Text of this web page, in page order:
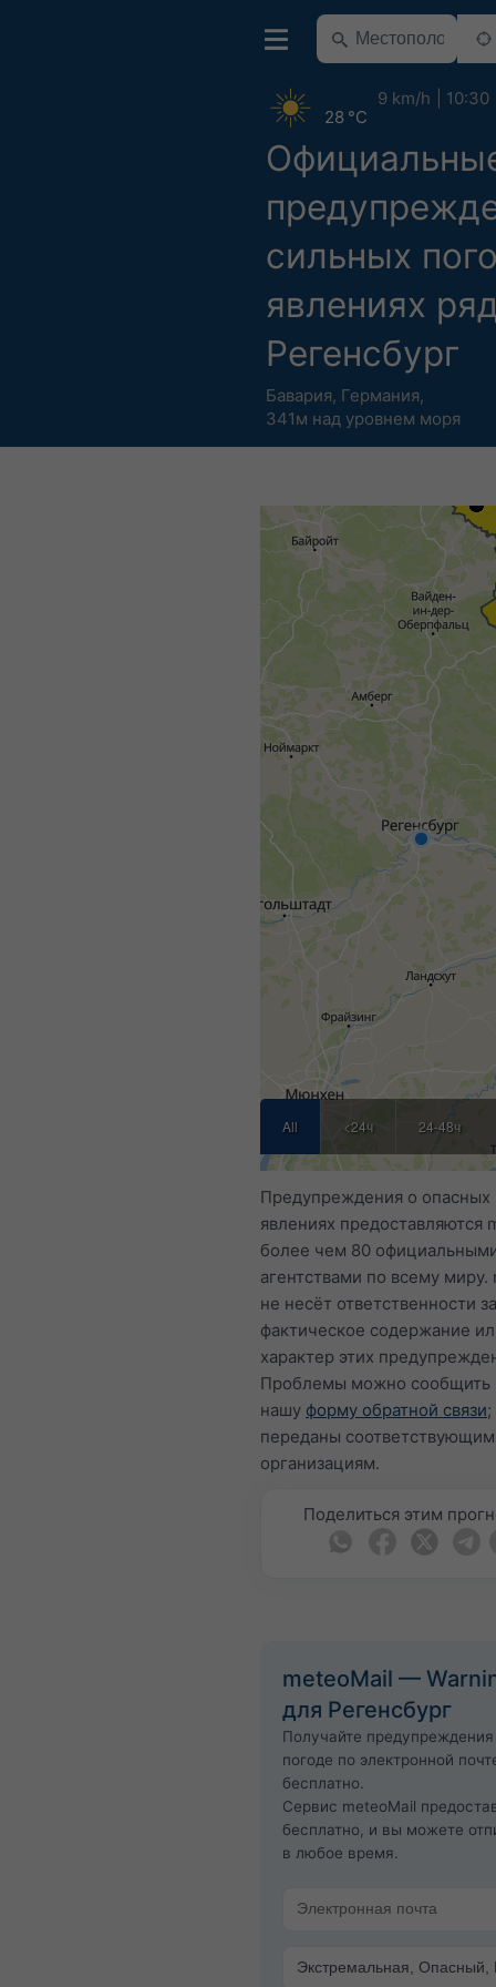
сильных
явлениях
Регенсбург
Бавария, Германия,
341м над уровнем моря
28 °C
9 km/h 10:30
All <24ч 24-48ч
Предупреждения о опасных
явлениях предоставляются
более чем 80
агентствами по всему
не несёт ответственности за
фактическое содержание
характер этих
Проблемы можно сообщить
нашу форму обратной связи
переданы соответствующим
организациям.
Поделиться этим
meteoMail —
для Регенсбург
Получайте
погоде по электронной
бесплатно.
Сервис meteoMail
бесплатно, и вы можете
в любое время.